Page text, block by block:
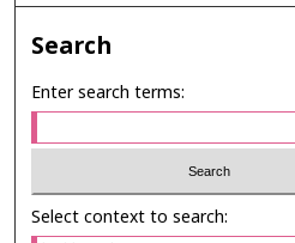
Search
Enter search terms:
Select context to search: